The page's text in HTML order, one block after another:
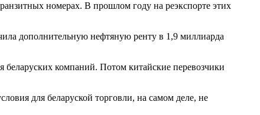
номерах. В прошлом году на реэкспорте этих
дополнительную нефтяную ренту в 1,9 миллиарда
беларуских компаний. Потом китайские перевозчики
для беларуской торговли, на самом деле, не